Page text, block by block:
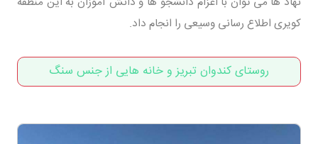
کویری اطلاع رسانی وسیعی را انجام داد.
روستای کندوان تبریز و خانه هایی از جنس سنگ